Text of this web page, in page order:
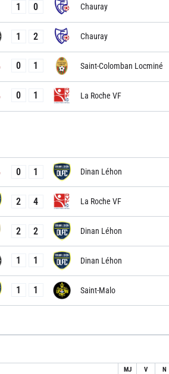
1 0 Chauray
1 2 Chauray
0 1 Saint-Colomban Locminé
0 1 La Roche VF
0 1 Dinan Léhon
2 4 La Roche VF
2 2 Dinan Léhon
1 1 Dinan Léhon
1 1 Saint-Malo
MJ V N